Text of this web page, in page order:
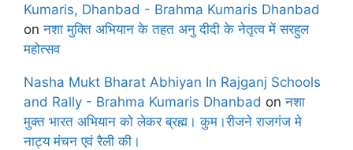
Kumaris, Dhanbad - Brahma Kumaris Dhanbad
onनशा मुक्ति अभियान के तहत अनु दीदी के नेतृत्व में सरहुल
महोत्सव
Nasha Mukt Bharat Abhiyan In Rajganj Schools
and Rally - Brahma Kumaris Dhanbad onनशा
मुक्त भारत अभियान को लेकर ब्रह्म। कुम।रीजने राजगंज मे
नाट्य मंचन एवं रैली की।